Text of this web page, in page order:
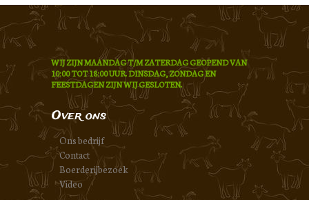
WIJ ZIJN MAANDAG T/M ZATERDAG GEOPEND VAN
10:00 TOT 18:00 UUR. DINSDAG, ZONDAG EN
FEESTDAGEN ZIJN WIJ GESLOTEN.
Over ons
Ons bedrijf
Contact
Boerderijbezoek
Video